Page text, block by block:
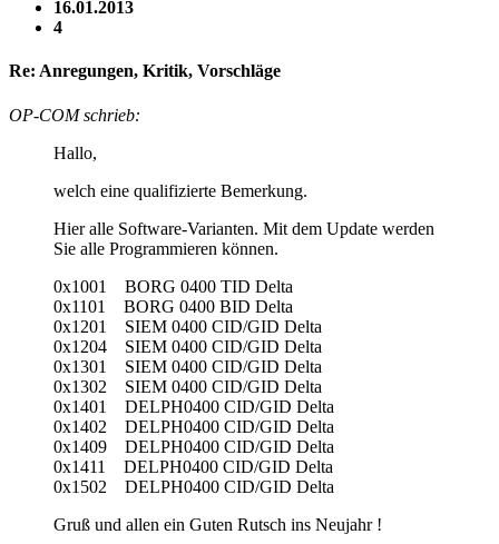
16.01.2013
4
Re: Anregungen, Kritik, Vorschläge
OP-COM schrieb:
Hallo,
welch eine qualifizierte Bemerkung.
Hier alle Software-Varianten. Mit dem Update werden
Sie alle Programmieren können.
0x1001 BORG 0400 TID Delta
0x1101 BORG 0400 BID Delta
0x1201 SIEM 0400 CID/GID Delta
0x1204 SIEM 0400 CID/GID Delta
0x1301 SIEM 0400 CID/GID Delta
0x1302 SIEM 0400 CID/GID Delta
0x1401 DELPH0400 CID/GID Delta
0x1402 DELPH0400 CID/GID Delta
0x1409 DELPH0400 CID/GID Delta
0x1411 DELPH0400 CID/GID Delta
0x1502 DELPH0400 CID/GID Delta
Gruß und allen ein Guten Rutsch ins Neujahr !